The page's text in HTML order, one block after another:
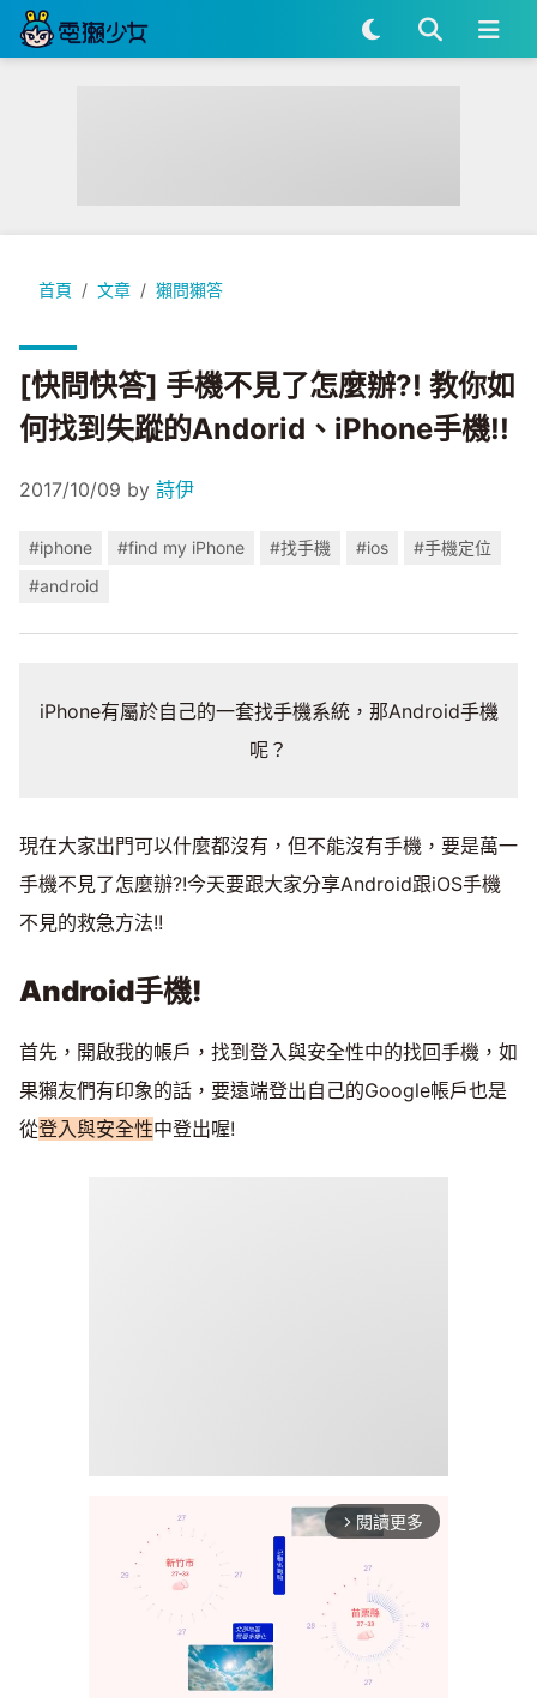
首頁 文章 獺問獺答
[快問快答] 手機不見了怎麼辦?! 教你如何找到失蹤的Andorid
[快問快答] 手機不見了怎麼辦?! 教你如
何找到失蹤的Andorid、iPhone手機!!
2017/10/09 by 詩伊
#iphone #find my iPhone #找手機 #ios
#手機定位
#android
iPhone有屬於自己的一套找手機系統，那Android手機
呢？
現在大家出門可以什麼都沒有，但不能沒有手機，要是萬一
手機不見了怎麼辦?!今天要跟大家分享Android跟iOS手機
不見的救急方法!!
Android手機!
首先，開啟我的帳戶，找到登入與安全性中的找回手機，如
果獺友們有印象的話，要遠端登出自己的Google帳戶也是
從登入與安全性中登出喔!
arrow_forward_ios 閱讀更多